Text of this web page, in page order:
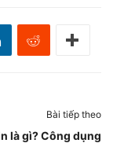
Bài tiếp theo
là gì? Công dụng